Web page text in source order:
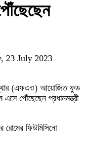
23 July 2023
(এফএও) আয়োজিত ফুড
এসে পৌঁছেছেন প্রধানমন্ত্রী
রোমের ফিউমিসিনো